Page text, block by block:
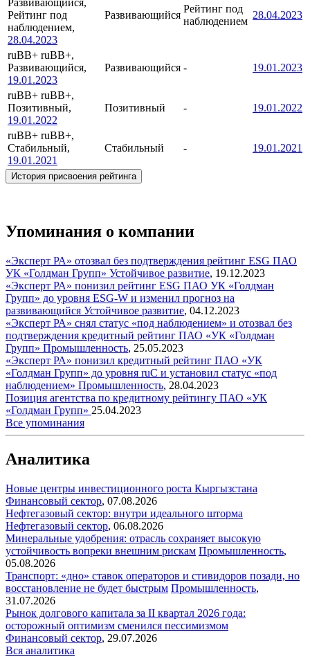
Рейтинг под
наблюдением,
28.04.2023
Развивающийся
Рейтинг под
наблюдением
28.04.2023
ruBB+ ruBB+,
Развивающийся,
19.01.2023
Развивающийся - 19.01.2023
ruBB+ ruBB+,
Позитивный,
19.01.2022
Позитивный - 19.01.2022
ruBB+ ruBB+,
Стабильный,
19.01.2021
Стабильный - 19.01.2021
История присвоения рейтинга
Упоминания о компании
«Эксперт РА» отозвал без подтверждения рейтинг ESG ПАО
УК «Голдман Групп» Устойчивое развитие, 19.12.2023
«Эксперт РА» понизил рейтинг ESG ПАО УК «Голдман
Групп» до уровня ESG-W и изменил прогноз на
развивающийся Устойчивое развитие, 04.12.2023
«Эксперт РА» снял статус «под наблюдением» и отозвал без
подтверждения кредитный рейтинг ПАО «УК «Голдман
Групп» Промышленность, 25.05.2023
«Эксперт РА» понизил кредитный рейтинг ПАО «УК
«Голдман Групп» до уровня ruC и установил статус «под
наблюдением» Промышленность, 28.04.2023
Позиция агентства по кредитному рейтингу ПАО «УК
«Голдман Групп» 25.04.2023
Все упоминания
Аналитика
Новые центры инвестиционного роста Кыргызстана
Финансовый сектор, 07.08.2026
Нефтегазовый сектор: внутри идеального шторма
Нефтегазовый сектор, 06.08.2026
Минеральные удобрения: отрасль сохраняет высокую
устойчивость вопреки внешним рискам Промышленность,
05.08.2026
Транспорт: «дно» ставок операторов и стивидоров позади, но
восстановление не будет быстрым Промышленность,
31.07.2026
Рынок долгового капитала за II квартал 2026 года:
осторожный оптимизм сменился пессимизмом
Финансовый сектор, 29.07.2026
Вся аналитика